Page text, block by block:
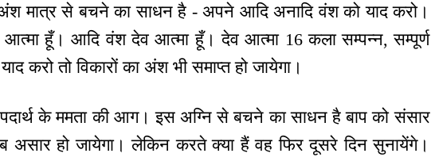
अंश मात्र से बचने का साधन है - अपने आदि अनादि वंश को याद करो।
आत्मा हूँ। आदि वंश देव आत्मा हूँ। देव आत्मा 16 कला सम्पन्न, सम्पूर्ण
करो तो विकारों का अंश भी समाप्त हो जायेगा।
के ममता की आग। इस अग्नि से बचने का साधन है बाप को संसार
असार हो जायेगा। लेकिन करते क्या हैं वह फिर दूसरे दिन सुनायेंगे।